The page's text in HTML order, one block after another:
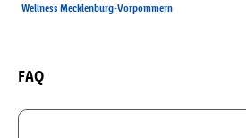
Wellness Mecklenburg-Vorpommern
FAQ